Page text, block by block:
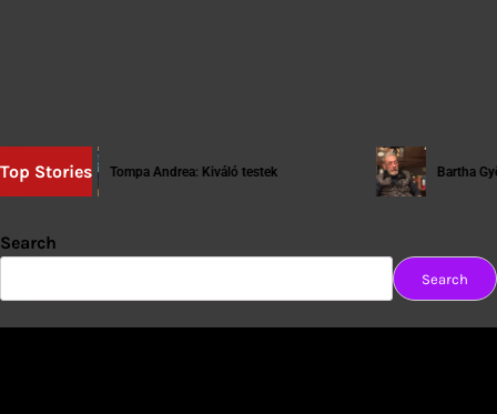
Top StoriesTompa Andrea: Kiváló testek Bartha György:
Search
Search